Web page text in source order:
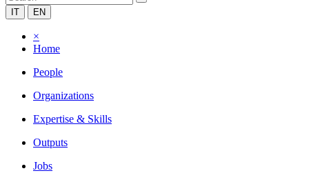
IT EN
×
Home
People
Organizations
Expertise & Skills
Outputs
Jobs